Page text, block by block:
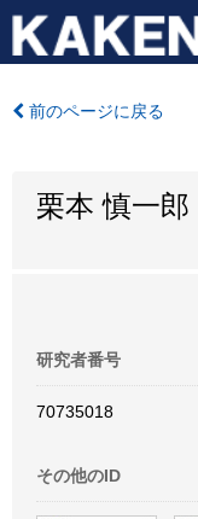
前のページに戻る
栗本 慎一郎
研究者番号
70735018
その他のID